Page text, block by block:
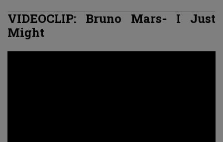
VIDEOCLIP: Bruno Mars- I Just
Might